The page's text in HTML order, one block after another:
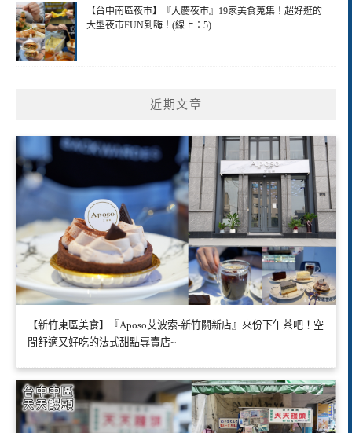
【台中南區夜市】『大慶夜市』19家美食蒐集！超好逛的
大型夜市FUN到嗨！(線上：5)
近期文章
【新竹東區美食】『Aposo艾波索-新竹關新店』來份下午茶吧！空
間舒適又好吃的法式甜點專賣店~